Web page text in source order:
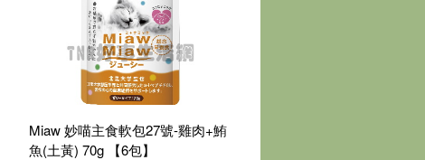
Miaw 妙喵主食軟包27號-雞肉+鮪
魚(土黃) 70g 【6包】